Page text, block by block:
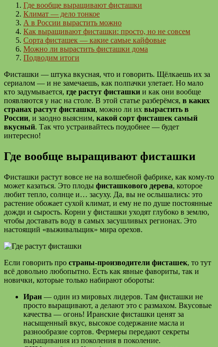
Где вообще выращивают фисташки
Климат — дело тонкое
А в России вырастить можно
Как выращивают фисташки: просто, но не совсем
Сорта фисташек — какие самые кайфовые
Можно ли вырастить фисташки дома
Подводим итоги
Фисташки — штука вкусная, что и говорить. Щёлкаешь их за
сериалом — и не замечаешь, как полпачки улетает. Но мало
кто задумывается, где растут фисташки и как они вообще
появляются у нас на столе. В этой статье разберёмся, в каких
странах растут фисташки, можно ли их вырастить в
России, и заодно выясним, какой сорт фисташек самый
вкусный. Так что устраивайтесь поудобнее — будет
интересно!
Где вообще выращивают фисташки
Фисташки растут вовсе не на волшебной фабрике, как кому-то
может казаться. Это плоды фисташкового дерева, которое
любит тепло, солнце и… засуху. Да, вы не ослышались: это
растение обожает сухой климат, и ему не по душе постоянные
дожди и сырость. Корни у фисташки уходят глубоко в землю,
чтобы доставать воду в самых засушливых регионах. Это
настоящий «выживальщик» мира орехов.
Если говорить про страны-производители фисташек, то тут
всё довольно любопытно. Есть как явные фавориты, так и
новички, которые только набирают обороты:
Иран — один из мировых лидеров. Там фисташки не
просто выращивают, а делают это с размахом. Вкусовые
качества — огонь! Иранские фисташки ценят за
насыщенный вкус, высокое содержание масла и
разнообразие сортов. Фермеры передают секреты
выращивания из поколения в поколение.